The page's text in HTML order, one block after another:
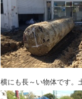
横にも長～い物体です。